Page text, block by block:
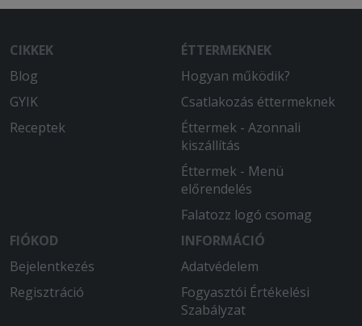
CIKKEK
Blog
GYIK
Receptek
ÉTTERMEKNEK
Hogyan működik?
Csatlakozás éttermeknek
Éttermek - Azonnali
kiszállítás
Éttermek - Menü
előrendelés
Falatozz logó csomag
FIÓKOD
Bejelentkezés
Regisztráció
INFORMÁCIÓ
Adatvédelem
Fogyasztói Értékelési
Szabályzat